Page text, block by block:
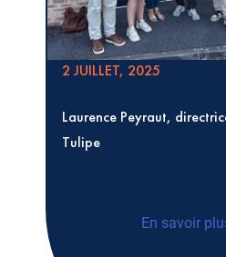
2 JUILLET, 2025
Laurence Peyraut,
Tulipe
En savoir
Laurence